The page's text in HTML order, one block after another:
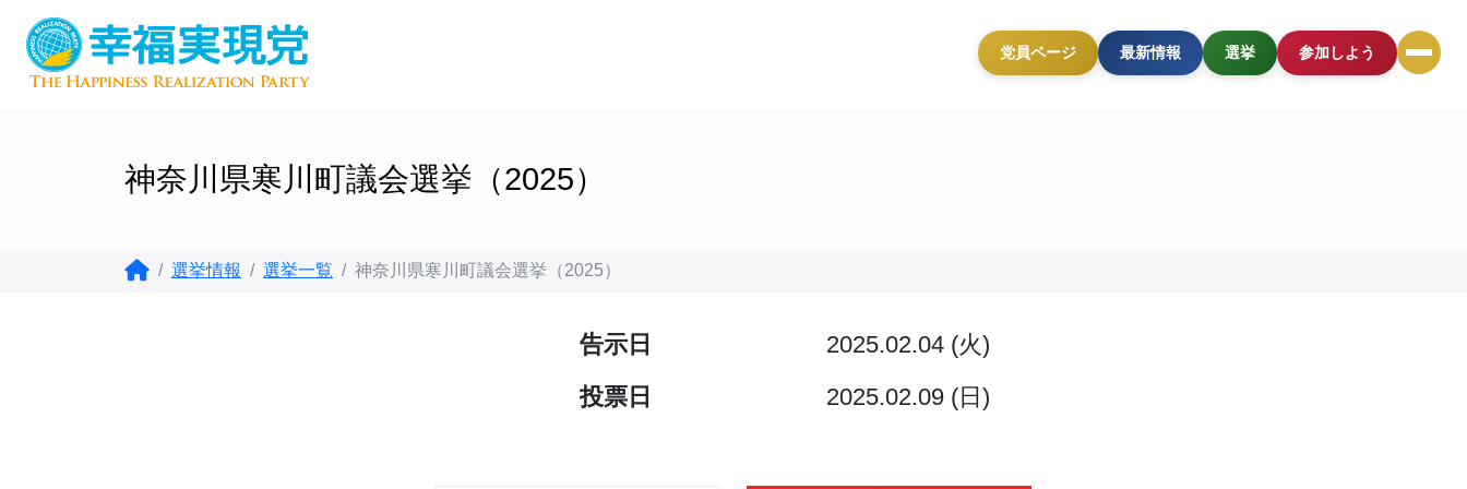
党員ページ 最新情報 選挙 参加しよう
神奈川県寒川町議会選挙（2025）
選挙情報 選挙一覧 神奈川県寒川町議会選挙（2025）
告示日
2025.02.04 (火)
投票日
2025.02.09 (日)